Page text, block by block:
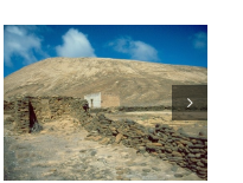
LIG AL03: Trocadero-El
Veril